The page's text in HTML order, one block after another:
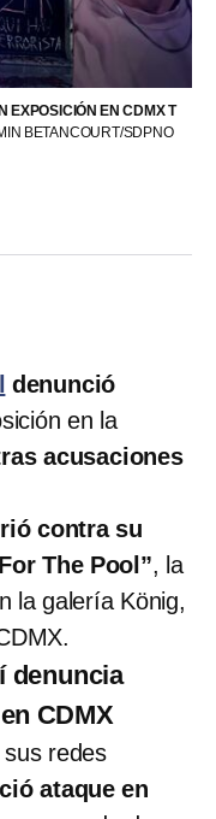
EXPOSICIÓN EN CDMX T
BETANCOURT/SDPNO
denunció
en la
acusaciones
contra su
The Pool”, la
la galería König,
denuncia
CDMX
redes
ataque en